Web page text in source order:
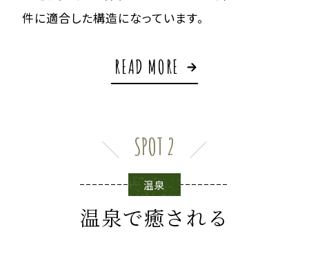
件に適合した構造になっています。
READ MORE
SPOT 2
温泉
温泉で癒される